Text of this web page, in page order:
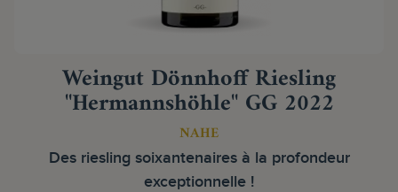
Weingut Dönnhoff Riesling
"Hermannshöhle" GG 2022
NAHE
Des riesling soixantenaires à la profondeur
exceptionnelle !